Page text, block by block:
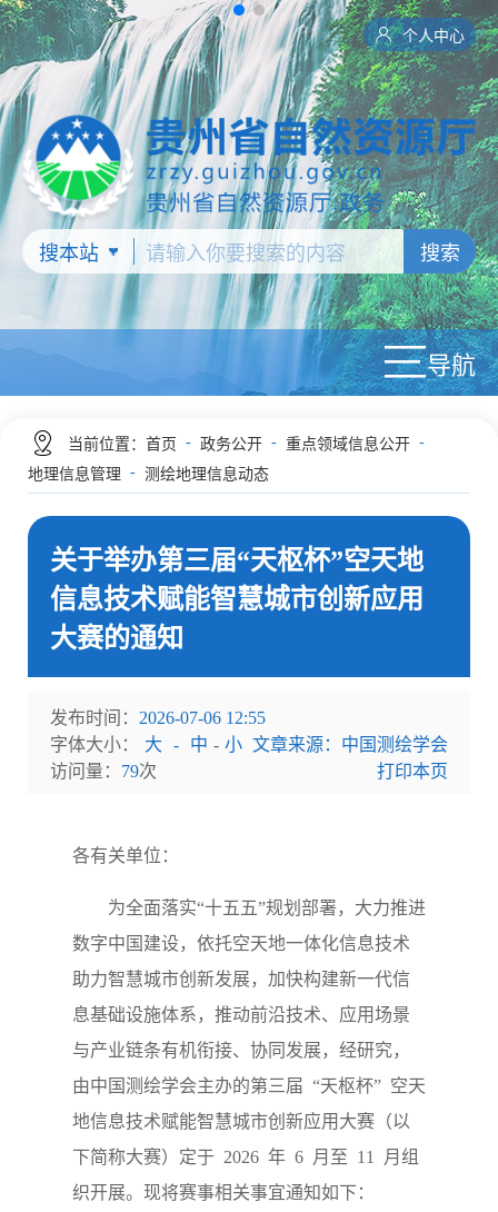
个人中心
搜索
导航
当前位置： 首页 - 政务公开 - 重点领域信息公开 -
地理信息管理 - 测绘地理信息动态
关于举办第三届“天枢杯”空天地
信息技术赋能智慧城市创新应用
大赛的通知
发布时间： 2026-07-06 12:55
字体大小：
大 - 中 - 小 文章来源：中国测绘学会
访问量： 79次 打印本页
各有关单位：
为全面落实“十五五”规划部署，大力推进
数字中国建设，依托空天地一体化信息技术
助力智慧城市创新发展，加快构建新一代信
息基础设施体系，推动前沿技术、应用场景
与产业链条有机衔接、协同发展，经研究，
由中国测绘学会主办的第三届 “天枢杯” 空天
地信息技术赋能智慧城市创新应用大赛（以
下简称大赛）定于 2026 年 6 月至 11
月组
织开展。现将赛事相关事宜通知如下：